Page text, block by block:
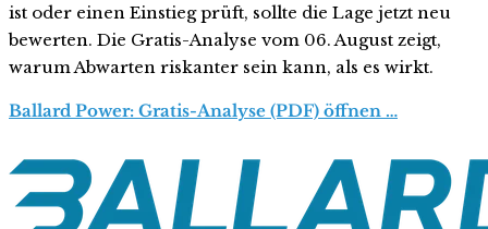
ist oder einen Einstieg prüft, sollte die Lage jetzt neu
bewerten. Die Gratis-Analyse vom 06. August zeigt,
warum Abwarten riskanter sein kann, als es wirkt.
Ballard Power: Gratis-Analyse (PDF) öffnen …